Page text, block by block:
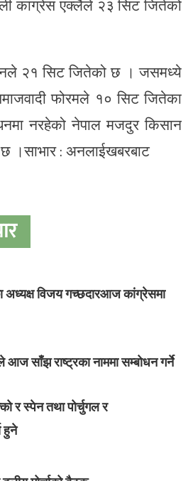
कांग्रेस एक्लैले २३ सिट जितेको
२१ सिट जितेको छ । जसमध्ये
फोरमले १० सिट जितेका
नरहेको नेपाल मजदुर किसान
।साभार : अनलाईखबरबाट
अध्यक्ष विजय गच्छदारआज कांग्रेसमा
साँझ राष्ट्रका नाममा सम्बोधन गर्ने
र स्पेन तथा पोर्चुगल र
हुने